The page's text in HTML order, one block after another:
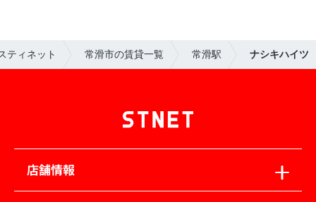
ティネット 常滑市の賃貸一覧 常滑駅 ナシキハイツ
店舗情報